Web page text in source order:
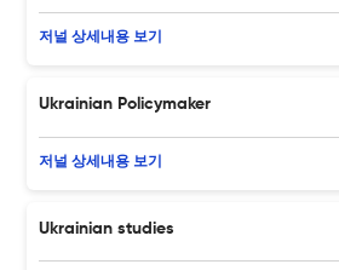
저널 상세내용 보기
Ukrainian Policymaker
저널 상세내용 보기
Ukrainian studies